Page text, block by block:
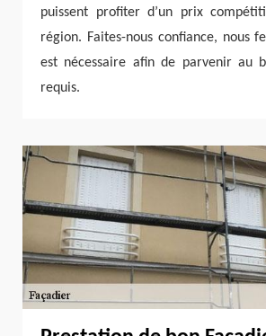
puissent profiter d’un prix
région. Faites-nous confiance, nous
est nécessaire afin de parvenir au
requis.